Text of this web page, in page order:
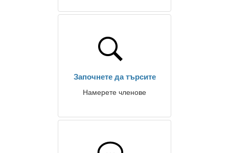
Започнете да търсите
Намерете членове